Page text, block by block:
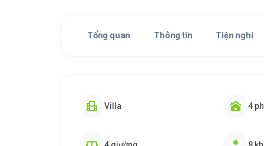
Tổng quan Thông tin Tiện nghi
Villa 4